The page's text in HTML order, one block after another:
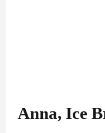
Anna, Ice